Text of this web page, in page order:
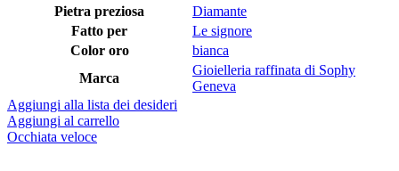
Pietra preziosa
Diamante
Fatto per
Le signore
Color oro
bianca
Marca
Gioielleria raffinata di Sophy
Geneva
Aggiungi alla lista dei desideri
Aggiungi al carrello
Occhiata veloce